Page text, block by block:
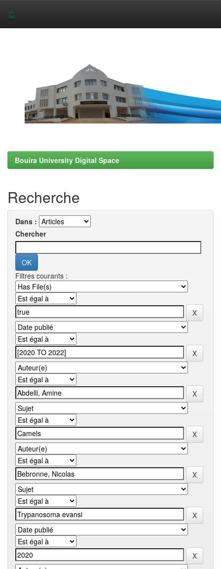
Bouira University Digital Space
Recherche
Dans :
Chercher
Filtres courants :